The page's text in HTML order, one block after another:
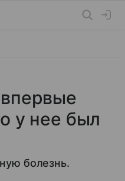
у нее был
болезнь.